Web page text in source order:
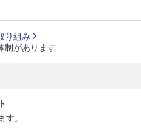
り組み
制があります
す。